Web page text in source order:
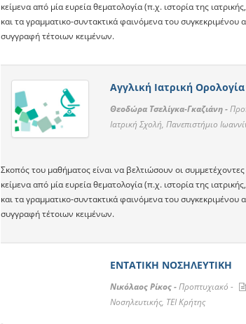
κείμενα από μία ευρεία θεματολογία (π.χ. ιστορία της
και τα γραμματικο-συντακτικά φαινόμενα του
συγγραφή τέτοιων κειμένων.
Αγγλική Ιατρική Ορολογία
Θεοδώρα Τσελίγκα-Γκαζιάνη -
Ιατρική Σχολή, Πανεπιστήμιο
Σκοπός του μαθήματος είναι να βελτιώσουν οι
κείμενα από μία ευρεία θεματολογία (π.χ. ιστορία της
και τα γραμματικο-συντακτικά φαινόμενα του
συγγραφή τέτοιων κειμένων.
ΕΝΤΑΤΙΚΗ ΝΟΣΗΛΕΥΤΙΚΗ
Νικόλαος Ρίκος -Προπτυχιακό -
Νοσηλευτικής, ΤΕΙ Κρήτης